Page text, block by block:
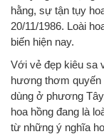
hằng, sự tận tụy
20/11/1986. Loài
biến hiện nay.
Với vẻ đẹp kiêu sa
hương thơm
dùng ở phương
hoa hồng đang là
từ những ý nghĩa